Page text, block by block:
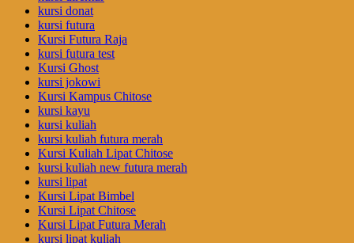
kursi donat
kursi futura
Kursi Futura Raja
kursi futura test
Kursi Ghost
kursi jokowi
Kursi Kampus Chitose
kursi kayu
kursi kuliah
kursi kuliah futura merah
Kursi Kuliah Lipat Chitose
kursi kuliah new futura merah
kursi lipat
Kursi Lipat Bimbel
Kursi Lipat Chitose
Kursi Lipat Futura Merah
kursi lipat kuliah